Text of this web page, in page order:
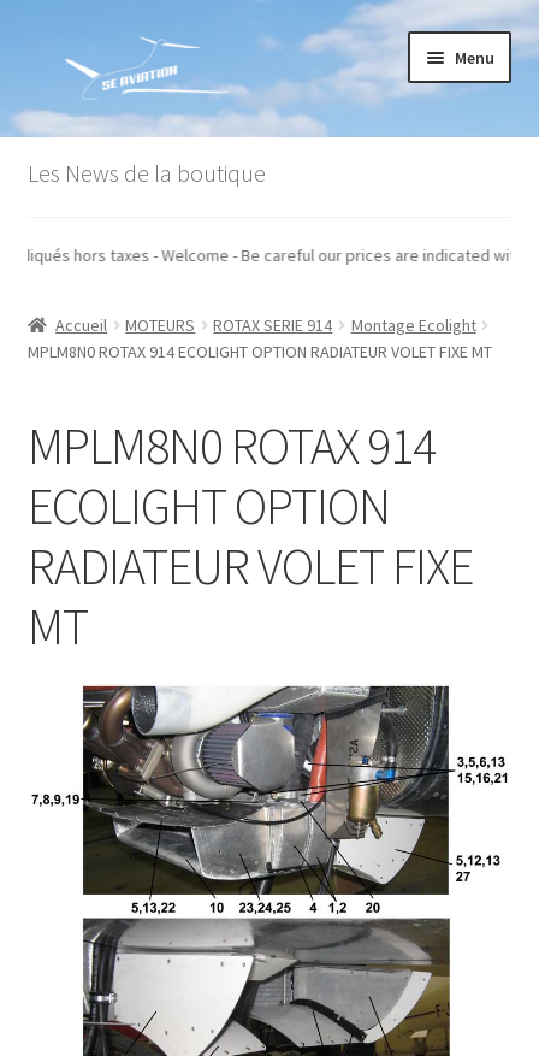
la
navigation
contenu
Menu
Accueil
Conditions générales de vente
Mon compte
Panier
Recommandations techniques
Les News de la boutique
prix sont indiqués hors taxes - Welcome - Be careful our prices are
Accueil MOTEURS ROTAX SERIE 914
Montage Ecolight
MPLM8N0 ROTAX 914 ECOLIGHT OPTION RADIATEUR VOLET FIXE MT
MPLM8N0 ROTAX 914
ECOLIGHT OPTION
RADIATEUR VOLET FIXE
MT